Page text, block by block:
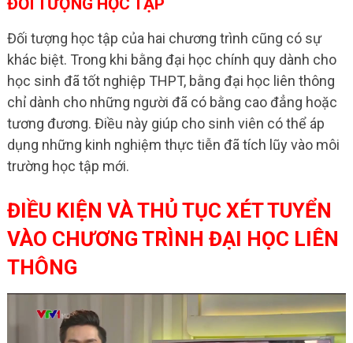
Đối tượng học tập của hai chương trình cũng có sự
khác biệt. Trong khi bằng đại học chính quy dành cho
học sinh đã tốt nghiệp THPT, bằng đại học liên thông
chỉ dành cho những người đã có bằng cao đẳng hoặc
tương đương. Điều này giúp cho sinh viên có thể áp
dụng những kinh nghiệm thực tiễn đã tích lũy vào môi
trường học tập mới.
ĐIỀU KIỆN VÀ THỦ TỤC XÉT TUYỂN
VÀO CHƯƠNG TRÌNH ĐẠI HỌC LIÊN
THÔNG